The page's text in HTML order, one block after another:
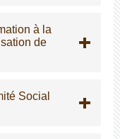
à la
de
Social